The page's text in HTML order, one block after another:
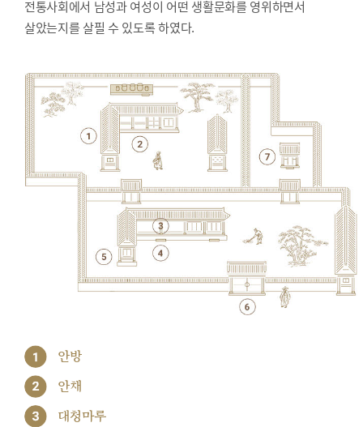
전통사회에서 남성과 여성이 어떤 생활문화를 영위하면서
살았는지를 살필 수 있도록 하였다.
1 안방
2 안채
3 대청마루